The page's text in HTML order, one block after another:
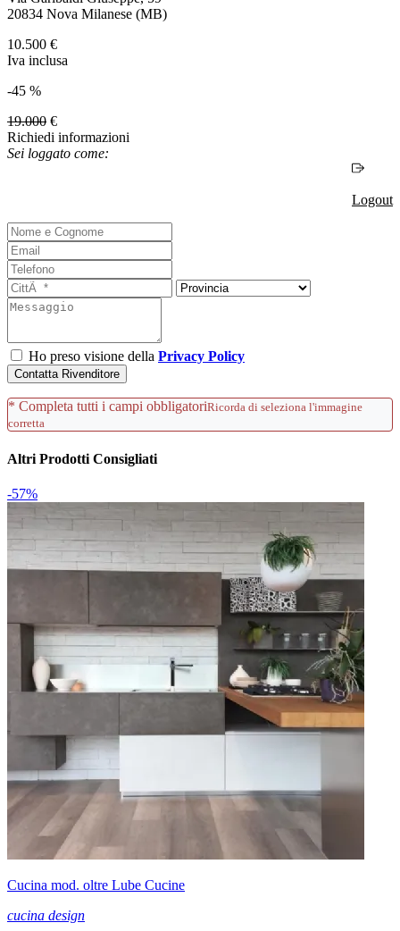
20834 Nova Milanese (MB)
10.500 €
Iva inclusa
-45 %
19.000 €
Richiedi informazioni
Sei loggato come:
Logout
Ho preso visione della Privacy Policy
Contatta Rivenditore
* Completa tutti i campi obbligatoriRicorda di seleziona l'immagine
corretta
Altri Prodotti Consigliati
-57%
Cucina mod. oltre Lube Cucine
cucina design